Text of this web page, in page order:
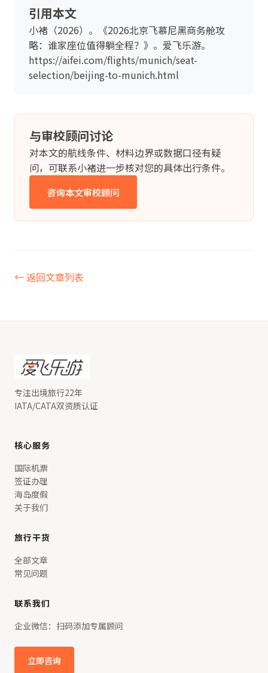
引用本文
小褚（2026）。《2026北京飞慕尼黑商务舱攻
略：谁家座位值得躺全程？》。爱飞乐游。
https://aifei.com/flights/munich/seat-
selection/beijing-to-munich.html
与审校顾问讨论
对本文的航线条件、材料边界或数据口径有疑
问，可联系小褚进一步核对您的具体出行条件。
咨询本文审校顾问
← 返回文章列表
专注出境旅行22年
IATA/CATA双资质认证
核心服务
国际机票
签证办理
海岛度假
关于我们
旅行干货
全部文章
常见问题
联系我们
企业微信：扫码添加专属顾问
立即咨询